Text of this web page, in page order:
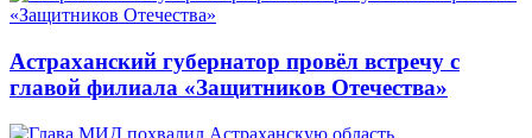
Астраханский губернатор провёл встречу с
главой филиала «Защитников Отечества»